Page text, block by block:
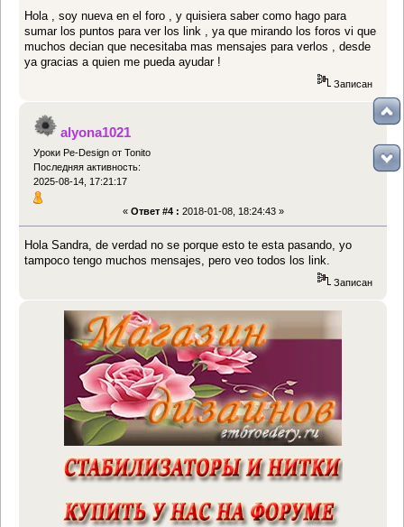
Hola , soy nueva en el foro , y quisiera saber como hago para
sumar los puntos para ver los link , ya que mirando los foros vi que
muchos decian que necesitaba mas mensajes para verlos , desde
ya gracias a quien me pueda ayudar !
Записан
alyona1021
Уроки Pe-Design от Tonito
Последняя активность:
2025-08-14, 17:21:17
« Ответ #4 : 2018-01-08, 18:24:43 »
Hola Sandra, de verdad no se porque esto te esta pasando, yo
tampoco tengo muchos mensajes, pero veo todos los link.
Записан